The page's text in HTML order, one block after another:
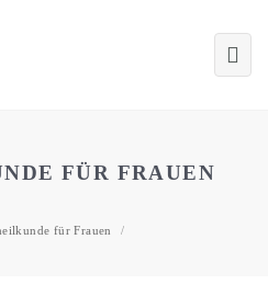
FÜR FRAUEN
für Frauen /